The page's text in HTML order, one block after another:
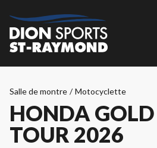
Salle de montre / Motocyclette
HONDA
TOUR 2026